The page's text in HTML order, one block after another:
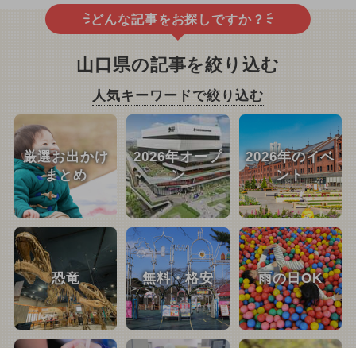
どんな記事をお探しですか？
山口県の記事を絞り込む
人気キーワードで絞り込む
厳選お出かけ
まとめ
2026年オープ
ン
2026年のイベ
ント
恐竜 無料・格安 雨の日OK